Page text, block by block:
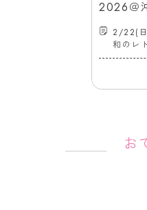
2026＠
通り
2/22(日
和のレ
お